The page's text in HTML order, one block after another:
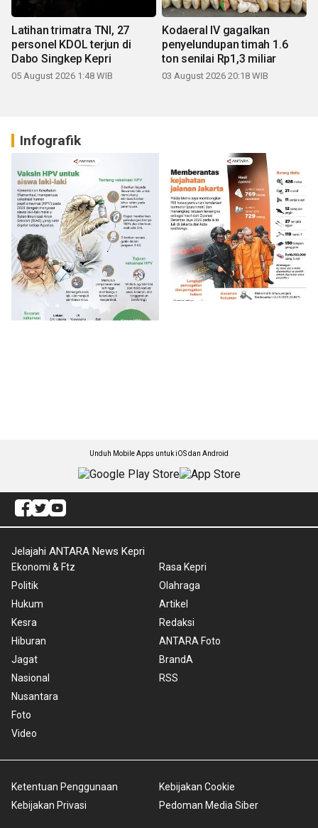
Latihan trimatra TNI, 27
personel KDOL terjun di
Dabo Singkep Kepri
05 August 2026 1:48 WIB
Kodaeral IV gagalkan
penyelundupan timah 1.6
ton senilai Rp1,3 miliar
03 August 2026 20:18 WIB
Infografik
Unduh Mobile Apps untuk iOS dan Android
Jelajahi ANTARA News Kepri
Ekonomi & Ftz
Politik
Hukum
Kesra
Hiburan
Jagat
Nasional
Nusantara
Foto
Video
Rasa Kepri
Olahraga
Artikel
Redaksi
ANTARA Foto
BrandA
RSS
Ketentuan Penggunaan
Kebijakan Privasi
Kebijakan Cookie
Pedoman Media Siber